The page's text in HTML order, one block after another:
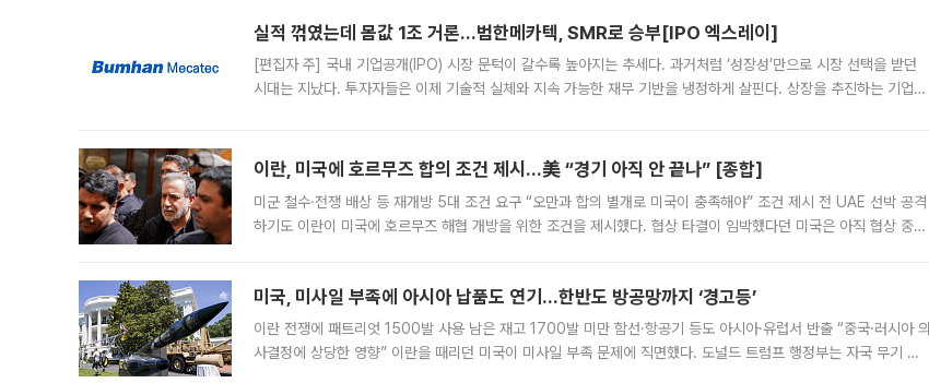
실적 꺾였는데 몸값 1조 거론…범한메카텍, SMR로 승부[IPO 엑스레이]
[편집자 주] 국내 기업공개(IPO) 시장 문턱이 갈수록 높아지는 추세다. 과거처럼 ‘성장성’만으로 시장 선택을 받던
시대는 지났다. 투자자들은 이제 기술적 실체와 지속 가능한 재무 기반을 냉정하게 살핀다. 상장을 추진하는 기업들
이란, 미국에 호르무즈 합의 조건 제시…美 “경기 아직 안 끝나” [종합]
미군 철수·전쟁 배상 등 재개방 5대 조건 요구 “오만과 합의 별개로 미국이 충족해야” 조건 제시 전 UAE 선박 공격
하기도 이란이 미국에 호르무즈 해협 개방을 위한 조건을 제시했다. 협상 타결이 임박했다던 미국은 아직 협상 중이
미국, 미사일 부족에 아시아 납품도 연기…한반도 방공망까지 ‘경고등’
이란 전쟁에 패트리엇 1500발 사용 남은 재고 1700발 미만 함선·항공기 등도 아시아·유럽서 반출 “중국·러시아 의
사결정에 상당한 영향” 이란을 때리던 미국이 미사일 부족 문제에 직면했다. 도널드 트럼프 행정부는 자국 무기 공